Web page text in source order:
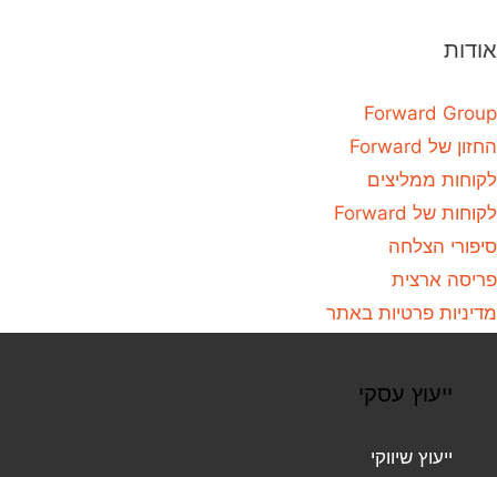
אודות
Forward Group
החזון של Forward
לקוחות ממליצים
לקוחות של Forward
סיפורי הצלחה
פריסה ארצית
מדיניות פרטיות באתר
ייעוץ עסקי
ייעוץ שיווקי